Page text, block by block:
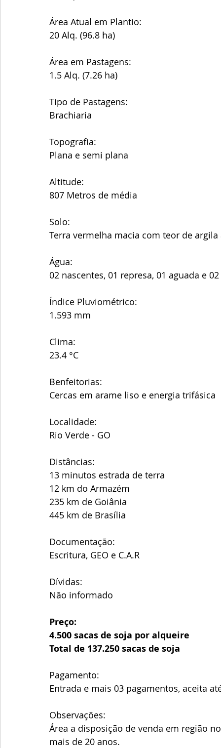
Área Atual em Plantio:
20 Alq. (96.8 ha)
Área em Pastagens:
1.5 Alq. (7.26 ha)
Tipo de Pastagens:
Brachiaria
Topografia:
Plana e semi plana
Altitude:
807 Metros de média
Solo:
Terra vermelha macia com teor de argila
Água:
02 nascentes, 01 represa, 01 aguada e
Índice Pluviométrico:
1.593 mm
Clima:
23.4 °C
Benfeitorias:
Cercas em arame liso e energia trifásica
Localidade:
Rio Verde - GO
Distâncias:
13 minutos estrada de terra
12 km do Armazém
235 km de Goiânia
445 km de Brasília
Documentação:
Escritura, GEO e C.A.R
Dívidas:
Não informado
Preço:
4.500 sacas de soja por alqueire
Total de 137.250 sacas de soja
Pagamento:
Entrada e mais 03 pagamentos, aceita
Observações:
Área a disposição de venda em região
mais de 20 anos.